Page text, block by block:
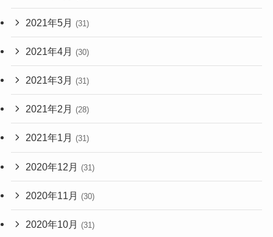
2021年5月 (31)
2021年4月 (30)
2021年3月 (31)
2021年2月 (28)
2021年1月 (31)
2020年12月 (31)
2020年11月 (30)
2020年10月 (31)